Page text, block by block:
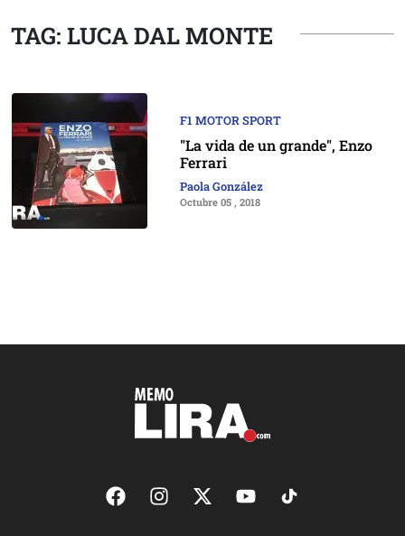
TAG: LUCA DAL MONTE
F1 MOTOR SPORT
"La vida de un grande", Enzo
Ferrari
Paola González
Octubre 05 , 2018